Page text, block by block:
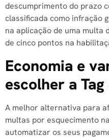
descumprimento do prazo
classificada como infração
na aplicação de uma multa
de cinco pontos na
Economia e
escolher a
A melhor alternativa para
multas por esquecimento
automatizar os seus